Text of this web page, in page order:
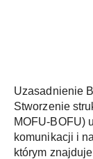
Uzasadnienie
Stworzenie
MOFU-BOFU)
komunikacji i
którym